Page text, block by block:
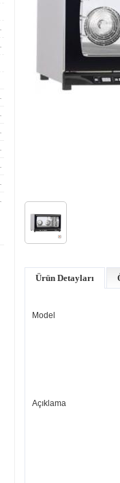
Ürün Detayları
Model
Açıklama